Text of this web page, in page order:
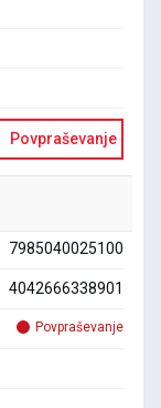
Povpraševanje
7985040025100
4042666338901
Povpraševanje